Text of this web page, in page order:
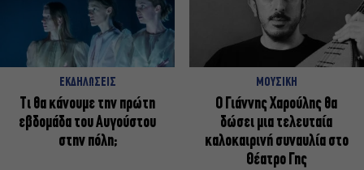
ΕΚΔΗΛΩΣΕΙΣ
Τι θα κάνουμε την πρώτη
εβδομάδα του Αυγούστου
στην πόλη;
ΜΟΥΣΙΚΗ
Ο Γιάννης Χαρούλης θα
δώσει μια τελευταία
καλοκαιρινή συναυλία στο
Θέατρο Γης